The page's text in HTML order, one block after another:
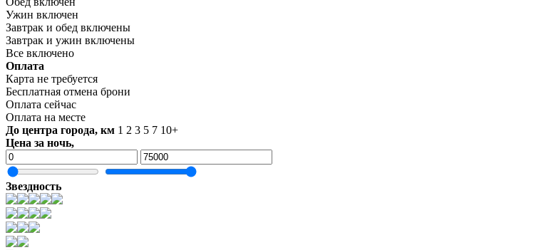
Ужин включен
Завтрак и обед включены
Завтрак и ужин включены
Все включено
Оплата
Карта не требуется
Бесплатная отмена брони
Оплата сейчас
Оплата на месте
До центра города, км 1 2 3 5 7 10+
Цена за ночь,
Звездность